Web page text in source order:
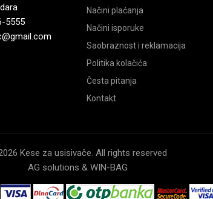
5555
Načini plaćanja
Načini isporuke
Saobraznost i reklamacija
Politika kolačića
Česta pitanja
Kontakt
Kese za usisivače. All rights reserved
AG solutions & WIN-BAG